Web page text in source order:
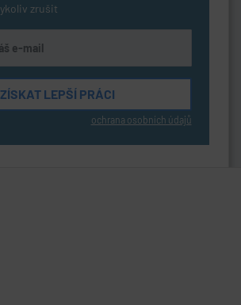
zrušit
ochrana osobních údajů